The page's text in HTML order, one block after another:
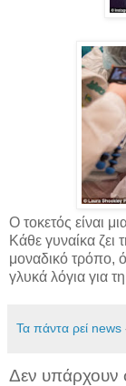
Ο τοκετός είναι
Κάθε γυναίκα ζει
μοναδικό τρόπο,
γλυκά λόγια για
Τα πάντα ρεί news
Δεν υπάρχουν